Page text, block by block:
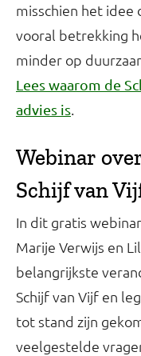
misschien het idee
vooral betrekking
minder op
Lees waarom de
advies is.
Webinar
Schijf van
In dit gratis
Marije Verwijs en
belangrijkste
Schijf van Vijf en
tot stand zijn
veelgestelde